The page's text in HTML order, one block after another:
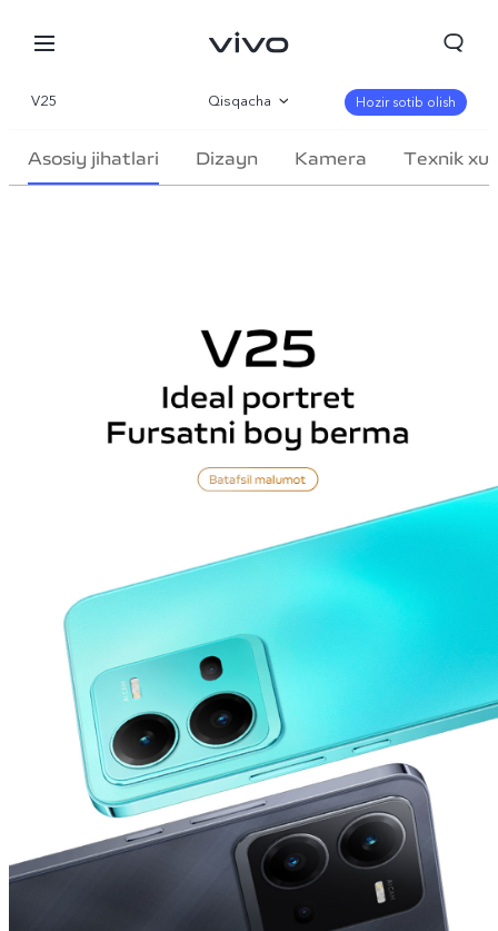
V25 Qisqacha
Galereya
Hozir sotib olish
Asosiy jihatlari Dizayn Kamera Texnik